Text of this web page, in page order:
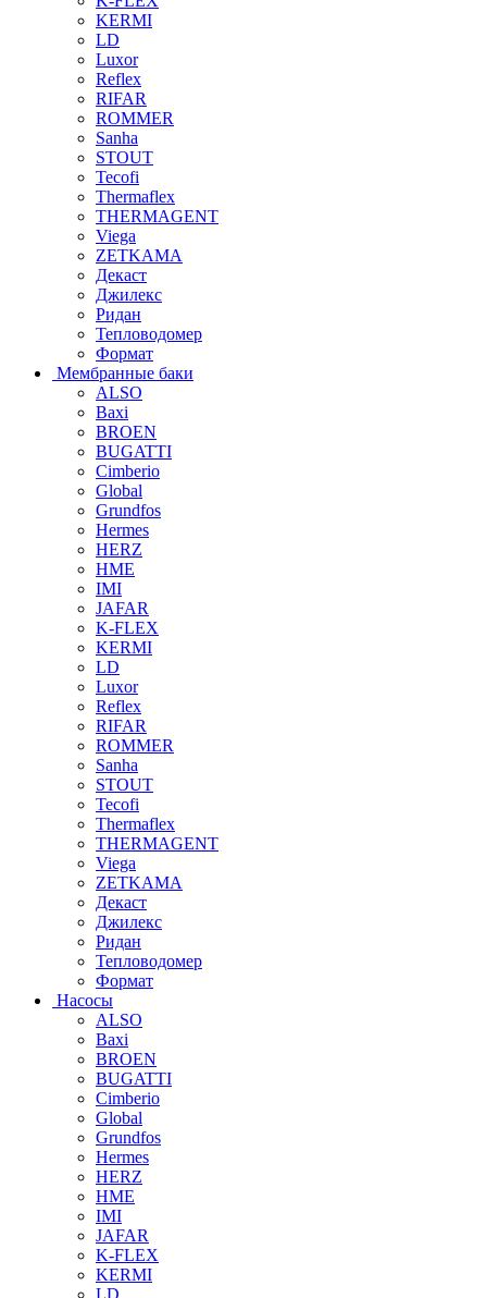
KERMI
LD
Luxor
Reflex
RIFAR
ROMMER
Sanha
STOUT
Tecofi
Thermaflex
THERMAGENT
Viega
ZETKAMA
Декаст
Джилекс
Ридан
Тепловодомер
Формат
Мембранные баки
ALSO
Baxi
BROEN
BUGATTI
Cimberio
Global
Grundfos
Hermes
HERZ
HME
IMI
JAFAR
K-FLEX
KERMI
LD
Luxor
Reflex
RIFAR
ROMMER
Sanha
STOUT
Tecofi
Thermaflex
THERMAGENT
Viega
ZETKAMA
Декаст
Джилекс
Ридан
Тепловодомер
Формат
Насосы
ALSO
Baxi
BROEN
BUGATTI
Cimberio
Global
Grundfos
Hermes
HERZ
HME
IMI
JAFAR
K-FLEX
KERMI
LD